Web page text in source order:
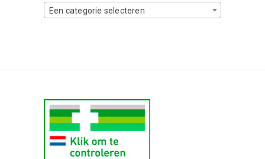
Een categorie selecteren